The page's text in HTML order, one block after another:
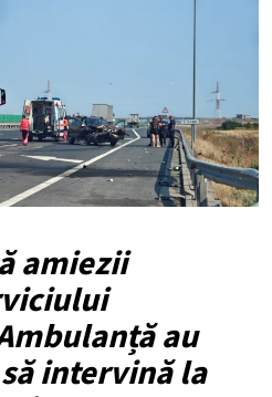
amiezii
au
intervină la